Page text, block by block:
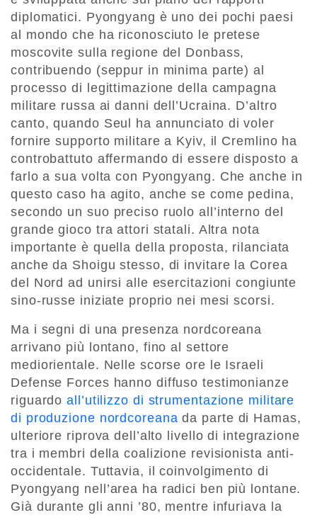
diplomatici. Pyongyang è uno dei pochi paesi
al mondo che ha riconosciuto le pretese
moscovite sulla regione del Donbass,
contribuendo (seppur in minima parte) al
processo di legittimazione della campagna
militare russa ai danni dell’Ucraina. D’altro
canto, quando Seul ha annunciato di voler
fornire supporto militare a Kyiv, il Cremlino ha
controbattuto affermando di essere disposto a
farlo a sua volta con Pyongyang. Che anche in
questo caso ha agito, anche se come pedina,
secondo un suo preciso ruolo all’interno del
grande gioco tra attori statali. Altra nota
importante è quella della proposta, rilanciata
anche da Shoigu stesso, di invitare la Corea
del Nord ad unirsi alle esercitazioni congiunte
sino-russe iniziate proprio nei mesi scorsi.
Ma i segni di una presenza nordcoreana
arrivano più lontano, fino al settore
mediorientale. Nelle scorse ore le Israeli
Defense Forces hanno diffuso testimonianze
riguardoall’utilizzo di strumentazione militare
di produzione nordcoreana da parte di Hamas,
ulteriore riprova dell’alto livello di integrazione
tra i membri della coalizione revisionista anti-
occidentale. Tuttavia, il coinvolgimento di
Pyongyang nell’area ha radici ben più lontane.
Già durante gli anni ’80, mentre infuriava la